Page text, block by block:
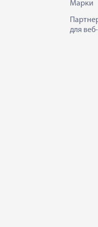
Марки
для